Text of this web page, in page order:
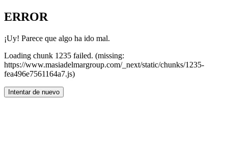
ERROR
¡Uy! Parece que algo ha ido mal.
Loading chunk 1235 failed. (missing:
https://www.masiadelmargroup.com/_next/static/chunks/1235-
fea496e7561164a7.js)
Intentar de nuevo